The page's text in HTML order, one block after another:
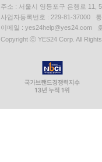
주소 : 서울시 영등포구 은행로 11,
사업자등록번호 : 229-81-37000
이메일 : yes24help@yes24.com
Copyright ⓒ YES24 Corp. All